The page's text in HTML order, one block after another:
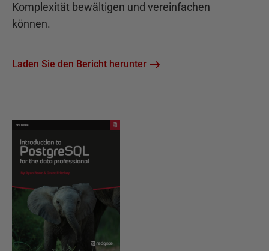
Komplexität bewältigen und vereinfachen
können.
Laden Sie den Bericht herunter